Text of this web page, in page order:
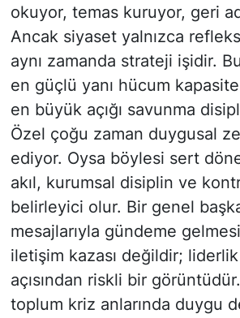
okuyor, temas kuruyor, geri
Ancak siyaset yalnızca
aynı zamanda strateji işidir.
en güçlü yanı hücum
en büyük açığı savunma
Özel çoğu zaman duygusal
ediyor. Oysa böylesi sert
akıl, kurumsal disiplin ve
belirleyici olur. Bir genel
mesajlarıyla gündeme
iletişim kazası değildir;
açısından riskli bir
toplum kriz anlarında duygu